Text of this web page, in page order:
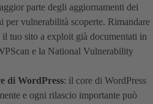
parte degli aggiornamenti dei
per vulnerabilità scoperte. Rimandare
tuo sito a exploit già documentati in
e la National Vulnerability
di WordPress: il core di WordPress
e ogni rilascio importante può